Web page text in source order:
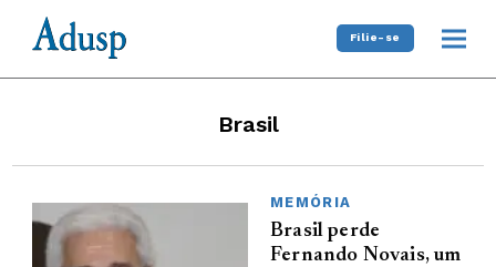
Filie-se
Brasil
MEMÓRIA
Brasil perde
Fernando Novais, um